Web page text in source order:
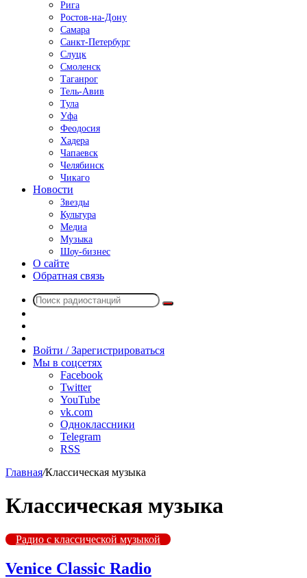
Рига
Ростов-на-Дону
Самара
Санкт-Петербург
Слуцк
Смоленск
Таганрог
Тель-Авив
Тула
Уфа
Феодосия
Хадера
Чапаевск
Челябинск
Чикаго
Новости
Звезды
Культура
Медиа
Музыка
Шоу-бизнес
О сайте
Обратная связь
Поиск
радио
Войти / Зарегистрироваться
Мы в соцсетях
Facebook
Twitter
YouTube
vk.com
Одноклассники
Telegram
RSS
Главная/Классическая музыка
Классическая музыка
Радио с классической музыкой
Venice Classic Radio